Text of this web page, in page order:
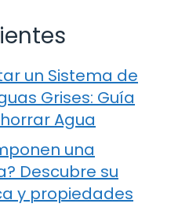
un Sistema de
Grises: Guía
Agua
una
Descubre su
y propiedades